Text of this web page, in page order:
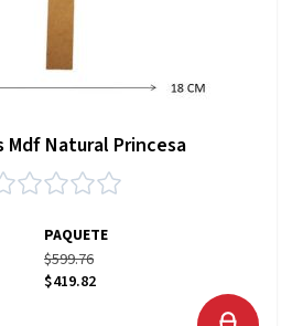
Mdf Natural Princesa
PAQUETE
$599.76
$419.82